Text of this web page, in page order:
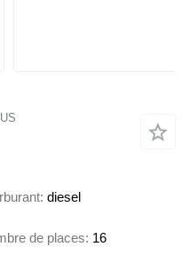
diesel
de places 16